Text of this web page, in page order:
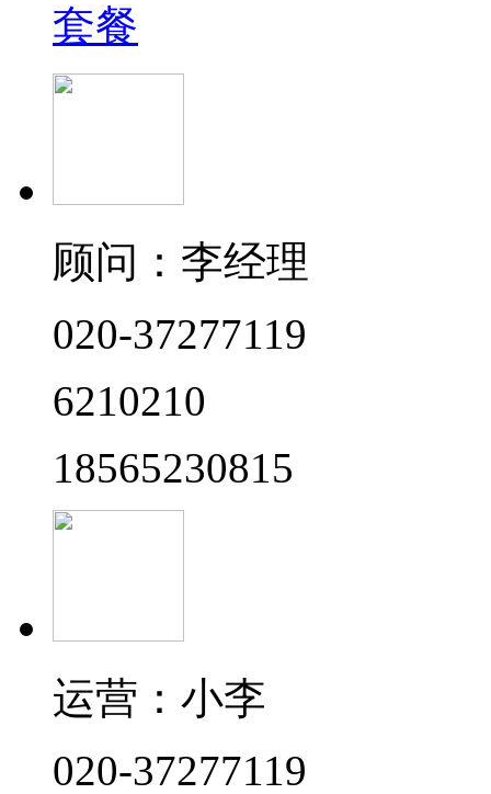
套餐
顾问：李经理
020-37277119
6210210
18565230815
运营：小李
020-37277119